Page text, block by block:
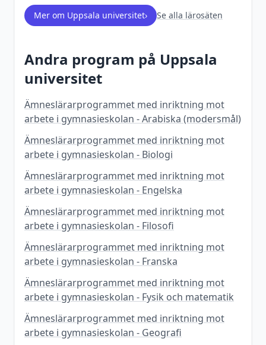
Mer om Uppsala universitet› Se alla lärosäten
Andra program på Uppsala
universitet
Ämneslärarprogrammet med inriktning mot
arbete i gymnasieskolan - Arabiska (modersmål)
Ämneslärarprogrammet med inriktning mot
arbete i gymnasieskolan - Biologi
Ämneslärarprogrammet med inriktning mot
arbete i gymnasieskolan - Engelska
Ämneslärarprogrammet med inriktning mot
arbete i gymnasieskolan - Filosofi
Ämneslärarprogrammet med inriktning mot
arbete i gymnasieskolan - Franska
Ämneslärarprogrammet med inriktning mot
arbete i gymnasieskolan - Fysik och matematik
Ämneslärarprogrammet med inriktning mot
arbete i gymnasieskolan - Geografi